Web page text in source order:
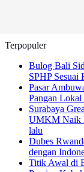
Terpopuler
Bulog Bali
SPHP Sesuai
Pasar
Pangan
Surabaya
UMKM Naik
lalu
Dubes
dengan
Titik Awal di